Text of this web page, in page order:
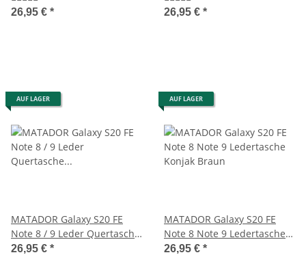
26,95 € *
Schwarz
26,95 € *
AUF LAGER
MATADOR Galaxy S20 FE
Note 8 / 9 Leder Quertasche
Gürteltasche Braun
26,95 € *
AUF LAGER
MATADOR Galaxy S20 FE
Note 8 Note 9 Ledertasche
Konjak Braun
26,95 € *